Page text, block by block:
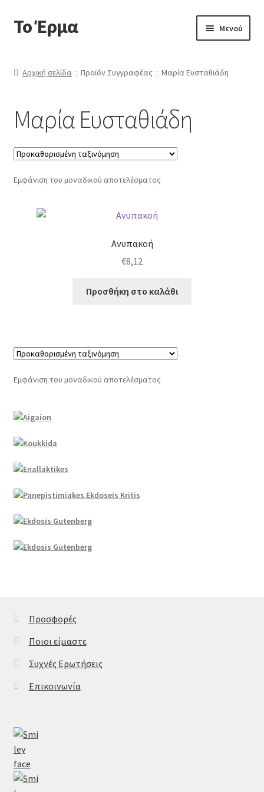
Απευθείας
μετάβαση
Μετάβαση
σε
Το Έρμα Μενού
Κατηγορίες Βιβλίων
Συχνές Ερωτήσεις
Επικοινωνία
Αρχική σελίδα Προϊόν Συγγραφέας Μαρία Ευσταθιάδη
Μαρία Ευσταθιάδη
Εμφάνιση του μοναδικού αποτελέσματος
Ανυπακοή
€8,12
Προσθήκη στο καλάθι
Εμφάνιση του μοναδικού αποτελέσματος
Προσφορές
Ποιοι είμαστε
Συχνές Ερωτήσεις
Επικοινωνία